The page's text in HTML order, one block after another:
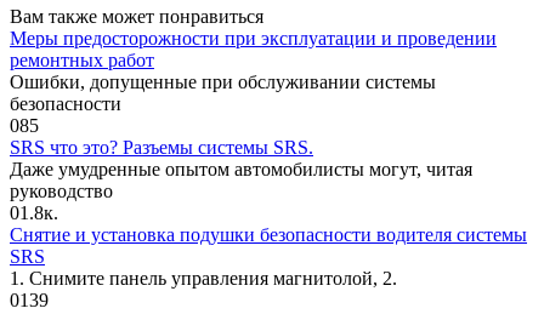
Вам также может понравиться
Меры предосторожности при эксплуатации и проведении
ремонтных работ
Ошибки, допущенные при обслужи­вании системы
безопасности
085
SRS что это? Разъемы системы SRS.
Даже умудренные опытом автомобилисты могут, читая
руководство
01.8к.
Снятие и установка подушки безопасности водителя системы
SRS
1. Снимите панель управления магни­толой, 2.
0139